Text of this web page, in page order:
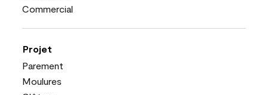
Commercial
Projet
Parement
Moulures